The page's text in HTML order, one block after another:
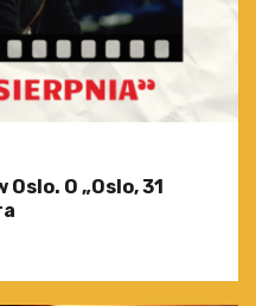
O „Oslo, 31